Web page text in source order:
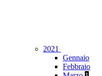
2021
Gennaio
Febbraio